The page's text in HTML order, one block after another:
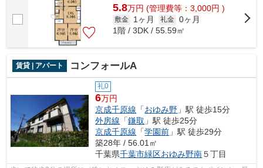
5.8万円 (管理費等：3,000円 )
敷金 1ヶ月 礼金 0ヶ月
1階 / 3DK / 55.59㎡
賃貸 | アパート コンフォールA
礼0
6万円
京成千原線 「おゆみ野 」駅 徒歩15分
外房線 「鎌取 」駅 徒歩25分
京成千原線 「学園前 」駅 徒歩29分
築28年 / 56.01㎡
千葉県千葉市緑区おゆみ野南５丁目